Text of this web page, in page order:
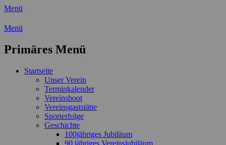
Menü
Wassersport-Verein 1921 e.V.
Freizeit mit der ganzen Familie
Menü
Primäres Menü
Zum
Startseite
Unser Verein
Terminkalender
Vereinsboot
Vereinsgaststätte
Sporterfolge
Geschichte
100jähriges Jubiläum